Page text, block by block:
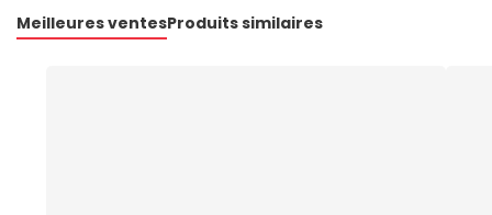
Meilleures ventesProduits similaires